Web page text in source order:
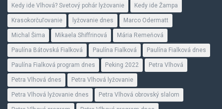
Kedy ide Vlhová? Svetový pohár lyžovanie Kedy ide Žampa
Krasokorčuľovanie lyžovanie dnes Marco Odermatt
Michal Šima Mikaela Shiffrinová Mária Remeňová
Paulína Bátovská Fialková Paulína Fialková Paulína Fialková dnes
Paulína Fialková program dnes Peking 2022 Petra Vlhová
Petra Vlhová dnes Petra Vlhová lyžovanie
Petra Vlhová lyžovanie dnes Petra Vlhová obrovský slalom